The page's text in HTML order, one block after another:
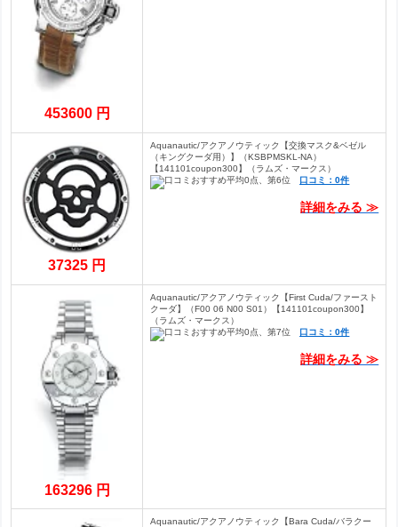
453600 円
37325 円
Aquanautic/アクアノウティック【交換マスク&ベゼル
（キングクーダ用）】（KSBPMSKL-NA）
【141101coupon300】（ラムズ・マークス）
口コミ：0件
詳細をみる ≫
163296 円
Aquanautic/アクアノウティック【First Cuda/ファースト
クーダ】（F00 06 N00 S01）【141101coupon300】
（ラムズ・マークス）
口コミ：0件
詳細をみる ≫
Aquanautic/アクアノウティック【Bara Cuda/バラクー